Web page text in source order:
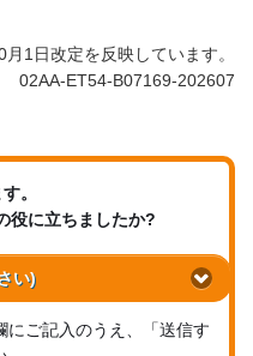
1日改定を反映しています。
02AA-ET54-B07169-202607
。
役に立ちましたか?
い)
にご記入のうえ、「送信す